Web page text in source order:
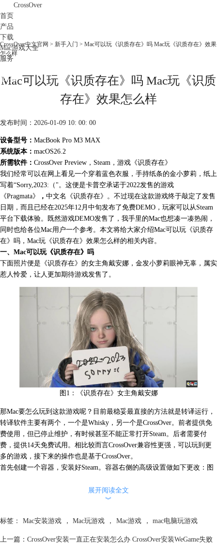
CrossOver
首页
产品
下载
Mac游戏大全
服务
购买
CrossOver中文官网 > 新手入门 > Mac可以玩《识质存在》吗 Mac玩《识质存在》效果
怎么样
Mac可以玩《识质存在》吗 Mac玩《识质
存在》效果怎么样
发布时间：2026-01-09 10: 00: 00
设备型号： MacBook Pro M3 MAX
系统版本： macOS26.2
所需软件： CrossOver Preview，Steam，游戏《识质存在》
我们经常可以在网上看见一个穿着蓝色衣服，手持纸条的金小萝莉，纸上
写着“Sorry,2023:（"。这便是卡普空承诺于2022发售的游戏
《Pragmata》
， 中文名《识质存在》。不过现在这款游戏终于敲定了发售
日期，而且已经在2025年12月中旬发布了免费DEMO，玩家可以从Steam
平台下载体验。既然游戏DEMO发售了，我手里的Mac也想凑一凑热闹，
同时也给各位Mac用户一个参考。本文将给大家介绍Mac可以玩《识质存
在》吗，Mac玩《识质存在》效果怎么样的相关内容。
一、Mac可以玩《识质存在》吗
下面照片便是《识质存在》的女主角戴安娜，金发小萝莉眼神无辜，属实
惹人怜爱，让人更加期待游戏发售了。
图1： 《识质存在》女主角戴安娜
那Mac要怎么玩到这款游戏呢？目前最稳妥最直接的方法就是转译运行，
转译软件主要有两个，一个是Whisky，另一个是CrossOver。前者提供免
费使用，但已停止维护，有时候甚至不能正常打开Steam。后者需要付
费，提供14天免费试用。相比较而言CrossOver兼容性更强，可以玩到更
多的游戏，接下来的操作也是基于CrossOver。
首先创建一个容器，安装好Steam。容器右侧的高级设置做如下更改：图
高分辨率模式和DLSS根据自身设备情况选择开启与否。设置完成后的容
器如下图，界面出现一个Steam和Steam Support Center。
展开阅读全文
︾
标签： Mac安装游戏 ， Mac玩游戏 ， Mac游戏 ， mac电脑玩游戏
上一篇： CrossOver安装一直正在安装怎么办 CrossOver安装WeGame失败